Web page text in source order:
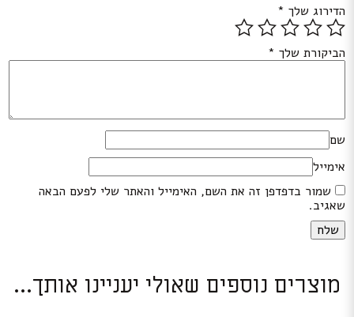
הדירוג שלך *
הביקורת שלך *
שם
אימייל
שמור בדפדפן זה את השם, האימייל והאתר שלי לפעם הבאה
שאגיב.
מוצרים נוספים שאולי יעניינו אותך...